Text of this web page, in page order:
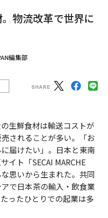
物流改革で世界に
編集部
生鮮食材は輸送コストが
されることが多い。「お
届けたい」。日本と東南
イト「SECAI MARCHE
思いから生まれた。共同
で日本茶の輸入・飲食業
ったひとりでの起業は多